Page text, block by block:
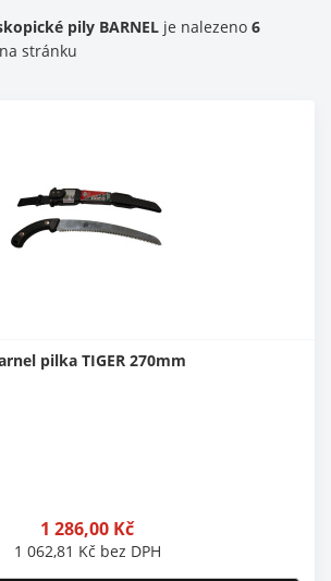
pily BARNEL je nalezeno 6
na stránku
pilka TIGER 270mm
1 286,00 Kč
1 062,81 Kč bez DPH